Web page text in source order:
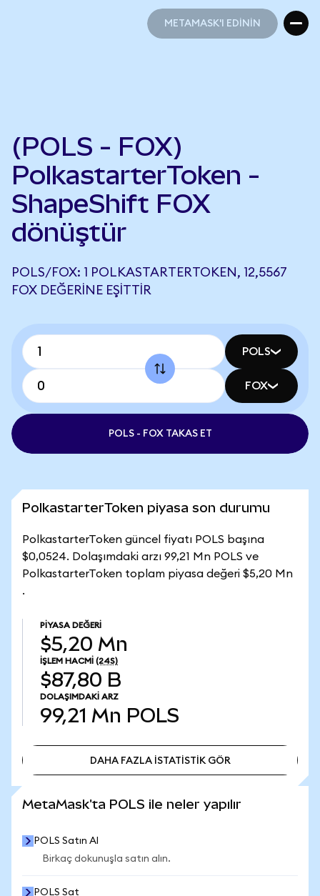
METAMASK'I EDİNİN
(POLS - FOX)
PolkastarterToken -
ShapeShift FOX
dönüştür
POLS/FOX: 1 POLKASTARTERTOKEN, 12,5567
FOX DEĞERINE EŞITTIR
POLS
FOX
POLS - FOX TAKAS ET
PolkastarterToken piyasa son durumu
PolkastarterToken güncel fiyatı POLS başına
$0,0524. Dolaşımdaki arzı 99,21 Mn POLS ve
PolkastarterToken toplam piyasa değeri $5,20 Mn
.
PIYASA DEĞERI
$5,20 Mn
İŞLEM HACMI (24S)
$87,80 B
DOLAŞIMDAKI ARZ
99,21 Mn POLS
DAHA FAZLA İSTATİSTİK GÖR
MetaMask'ta POLS ile neler yapılır
POLS Satın Al
Birkaç dokunuşla satın alın.
POLS Sat